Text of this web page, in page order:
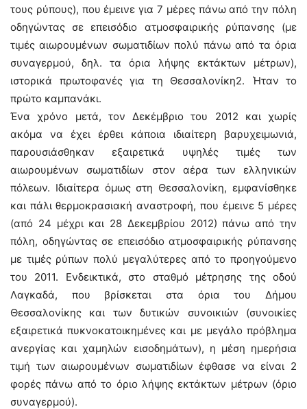
τους ρύπους), που έμεινε για 7 μέρες πάνω από την πόλη
οδηγώντας σε επεισόδιο ατμοσφαιρικής ρύπανσης (με
τιμές αιωρουμένων σωματιδίων πολύ πάνω από τα όρια
συναγερμού, δηλ. τα όρια λήψης εκτάκτων μέτρων),
ιστορικά πρωτοφανές για τη Θεσσαλονίκη2. Ήταν το
πρώτο καμπανάκι.
Ένα χρόνο μετά, τον Δεκέμβριο του 2012 και χωρίς
ακόμα να έχει έρθει κάποια ιδιαίτερη βαρυχειμωνιά,
παρουσιάσθηκαν εξαιρετικά υψηλές τιμές των
αιωρουμένων σωματιδίων στον αέρα των ελληνικών
πόλεων. Ιδιαίτερα όμως στη Θεσσαλονίκη, εμφανίσθηκε
και πάλι θερμοκρασιακή αναστροφή, που έμεινε 5 μέρες
(από 24 μέχρι και 28 Δεκεμβρίου 2012) πάνω από την
πόλη, οδηγώντας σε επεισόδιο ατμοσφαιρικής ρύπανσης
με τιμές ρύπων πολύ μεγαλύτερες από το προηγούμενο
του 2011. Ενδεικτικά, στο σταθμό μέτρησης της οδού
Λαγκαδά, που βρίσκεται στα όρια του Δήμου
Θεσσαλονίκης και των δυτικών συνοικιών (συνοικίες
εξαιρετικά πυκνοκατοικημένες και με μεγάλο πρόβλημα
ανεργίας και χαμηλών εισοδημάτων), η μέση ημερήσια
τιμή των αιωρουμένων σωματιδίων έφθασε να είναι 2
φορές πάνω από το όριο λήψης εκτάκτων μέτρων (όριο
συναγερμού).